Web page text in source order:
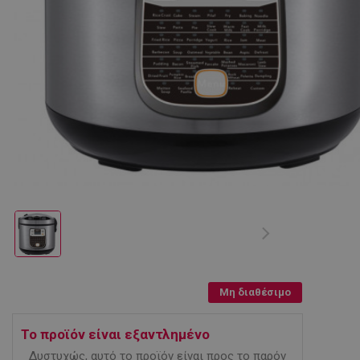
Μη διαθέσιμο
Το προϊόν είναι εξαντλημένο
Δυστυχώς, αυτό το προϊόν είναι προς το παρόν